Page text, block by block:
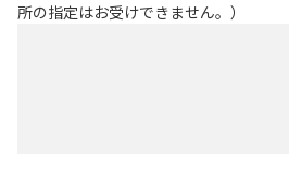
所の指定はお受けできません。）